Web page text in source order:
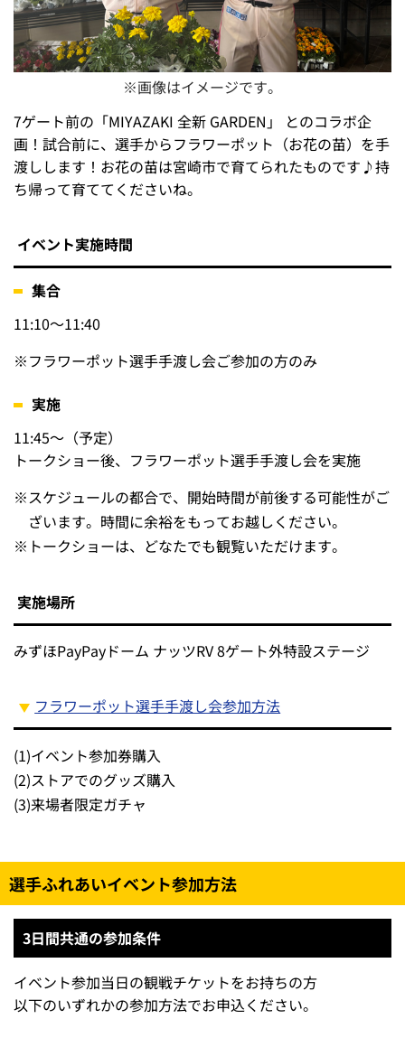
※画像はイメージです。
7ゲート前の「MIYAZAKI 全新 GARDEN」 とのコラボ企
画！試合前に、選手からフラワーポット（お花の苗）を手
渡しします！お花の苗は宮崎市で育てられたものです♪持
ち帰って育ててくださいね。
イベント実施時間
集合
11:10～11:40
※フラワーポット選手手渡し会ご参加の方のみ
実施
11:45～（予定）
トークショー後、フラワーポット選手手渡し会を実施
※スケジュールの都合で、開始時間が前後する可能性がご
ざいます。時間に余裕をもってお越しください。
※ トークショーは、どなたでも観覧いただけます。
実施場所
みずほPayPayドーム ナッツRV 8ゲート外特設ステージ
フラワーポット選手手渡し会参加方法
(1)イベント参加券購入
(2)ストアでのグッズ購入
(3)来場者限定ガチャ
選手ふれあいイベント参加方法
3日間共通の参加条件
イベント参加当日の観戦チケットをお持ちの方
以下のいずれかの参加方法でお申込ください。